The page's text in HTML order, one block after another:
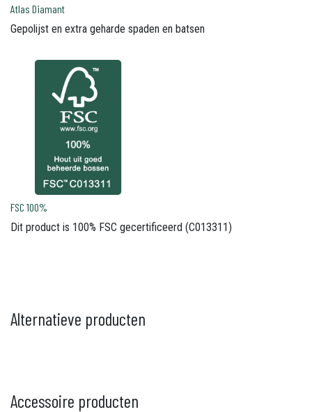
Atlas Diamant
Gepolijst en extra geharde spaden en batsen
FSC 100%
Dit product is 100% FSC gecertificeerd (C013311)
Alternatieve producten
Accessoire producten